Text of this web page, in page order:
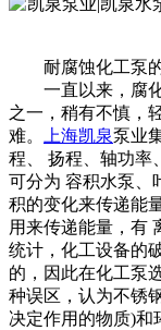
耐腐蚀化工泵
一直以来，腐化
之一，稍有不慎，
难。
上海凯泉泵业
程、 扬程、轴功率
可分为 容积水泵、
积的变化来传递能
用来传递能量，有
统计，化工设备的
的，因此在化工泵
种误区，认为不锈
决定作用的物质)和